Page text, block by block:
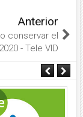
Anterior
conservar el
- Tele VID